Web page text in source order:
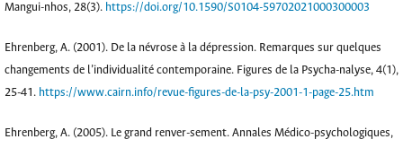
Mangui-nhos, 28(3). https://doi.org/10.1590/S0104-59702021000300003
Ehrenberg, A. (2001). De la névrose à la dépression. Remarques sur quelques
changements de l’individualité contemporaine. Figures de la Psycha-nalyse, 4(1),
25-41. https://www.cairn.info/revue-figures-de-la-psy-2001-1-page-25.htm
Ehrenberg, A. (2005). Le grand renver-sement. Annales Médico-psychologiques,